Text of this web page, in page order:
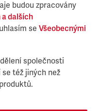
budou zpracovány
a dalších
se Všeobecnými
společnosti
též jiných než